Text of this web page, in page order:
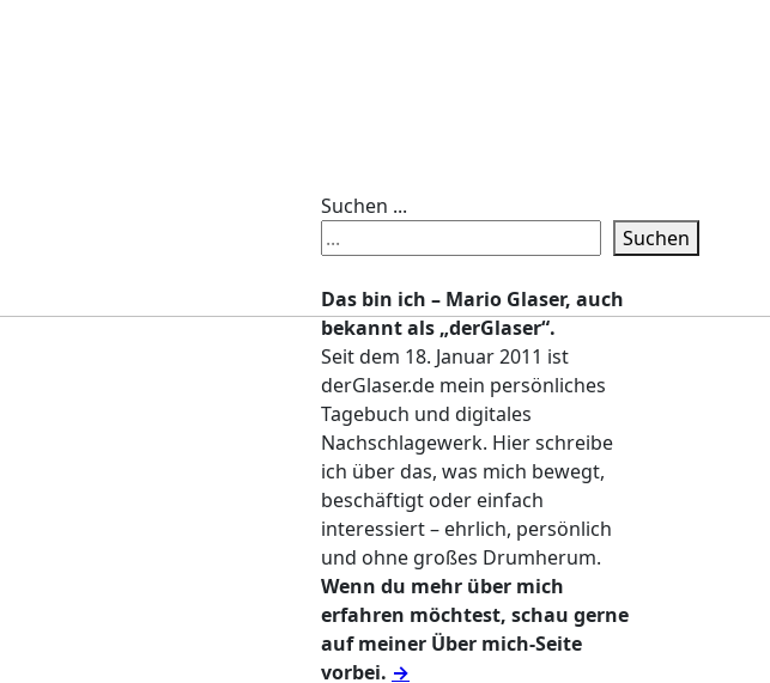
Suchen ...
Suchen
Das bin ich – Mario Glaser, auch
bekannt als „derGlaser“.
Seit dem 18. Januar 2011 ist
derGlaser.de mein persönliches
Tagebuch und digitales
Nachschlagewerk. Hier schreibe
ich über das, was mich bewegt,
beschäftigt oder einfach
interessiert – ehrlich, persönlich
und ohne großes Drumherum.
Wenn du mehr über mich
erfahren möchtest, schau gerne
auf meiner Über mich-Seite
vorbei. →